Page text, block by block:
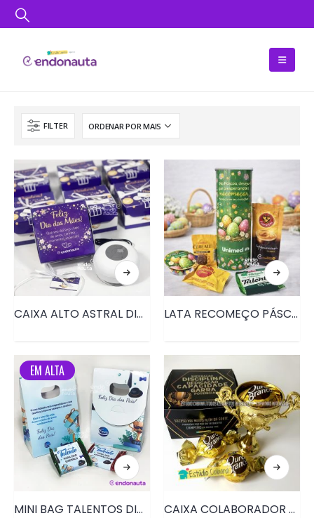
FILTER
CAIXA ALTO ASTRAL DIA DAS MÃES• PRD124 LATA RECOMEÇO PÁSCOA • PRD210
EM ALTA
MINI BAG TALENTOS DIA DOS PAIS • PRD116 CAIXA COLABORADOR DE SUCESSO • PRD016